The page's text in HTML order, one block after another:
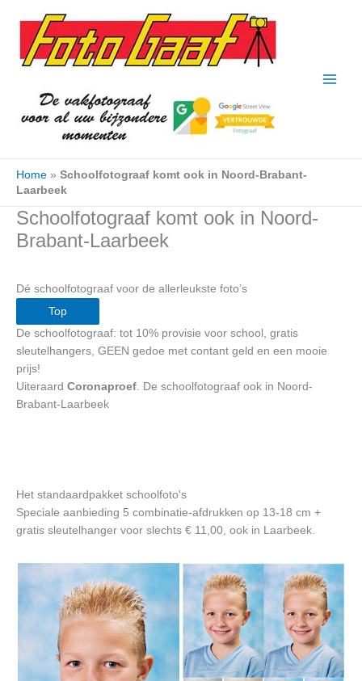
naar
inhoud
Home » Schoolfotograaf komt ook in Noord-Brabant-
Laarbeek
Schoolfotograaf komt ook in Noord-
Brabant-Laarbeek
Dé schoolfotograaf voor de allerleukste foto’s
Top
De schoolfotograaf: tot 10% provisie voor school, gratis
sleutelhangers, GEEN gedoe met contant geld en een mooie
prijs!
Uiteraard Coronaproef . De schoolfotograaf ook in Noord-
Brabant-Laarbeek
Het standaardpakket schoolfoto's
Speciale aanbieding 5 combinatie-afdrukken op 13-18 cm +
gratis sleutelhanger voor slechts € 11,00, ook in Laarbeek.